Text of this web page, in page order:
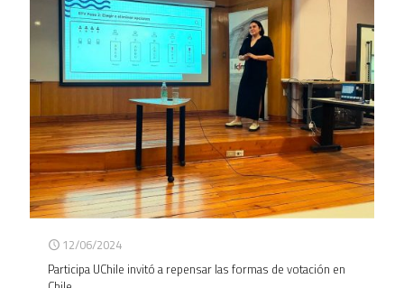
12/06/2024
Participa UChile invitó a repensar las formas de votación en